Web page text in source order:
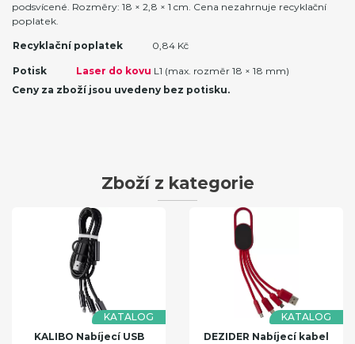
podsvícené. Rozměry: 18 × 2,8 × 1 cm. Cena nezahrnuje recyklační
poplatek.
Recyklační poplatek 0,84 Kč
Potisk Laser do kovu L1 (max. rozměr 18 × 18 mm)
Ceny za zboží jsou uvedeny bez potisku.
Zboží z kategorie
KATALOG
KALIBO Nabíjecí USB
KATALOG
DEZIDER Nabíjecí kabel